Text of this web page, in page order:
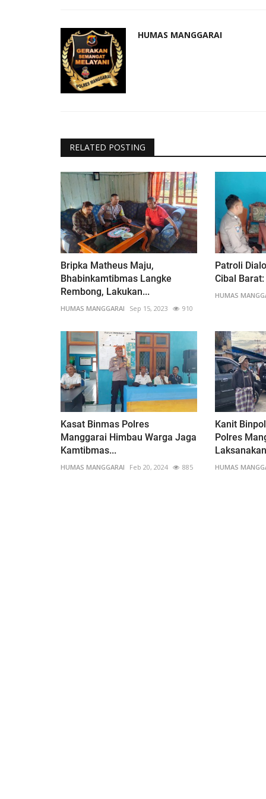
HUMAS MANGGARAI
RELATED POSTING
Bripka Matheus Maju,
Bhabinkamtibmas Langke
Rembong, Lakukan...
HUMAS MANGGARAI Sep 15, 2023 910
Patroli
Cibal
HUMAS
Kasat Binmas Polres
Manggarai Himbau Warga Jaga
Kamtibmas...
HUMAS MANGGARAI Feb 20, 2024 885
Kanit
Polres
HUMAS